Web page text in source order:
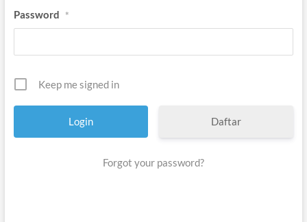
Password *
Keep me signed in
Daftar
Forgot your password?